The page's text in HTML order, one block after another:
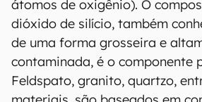
Em primeiro lugar, o silício é
Depois do oxigênio, ele é
elemento mais abundante na
quase sempre aparece em um
outros elementos. É